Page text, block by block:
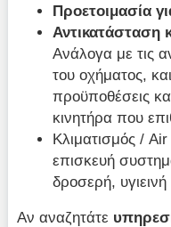
Προετοιμασία
Αντικατάσταση
Ανάλογα με τις
του οχήματος,
προϋποθέσεις
κινητήρα που
Κλιματισμός /
επισκευή
δροσερή,
Αν αναζητάτε